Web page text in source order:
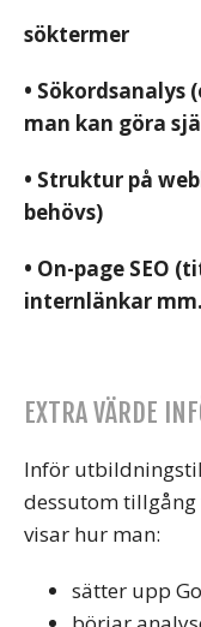
söktermer
• Sökordsanalys
man kan göra
• Struktur på
behövs)
• On-page SEO
internlänkar
EXTRA VÄRDE
Inför
dessutom
visar hur man:
sätter upp